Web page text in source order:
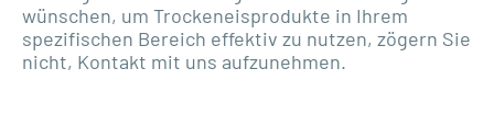
wünschen, um Trockeneisprodukte in Ihrem
spezifischen Bereich effektiv zu nutzen, zögern Sie
nicht, Kontakt mit uns aufzunehmen.